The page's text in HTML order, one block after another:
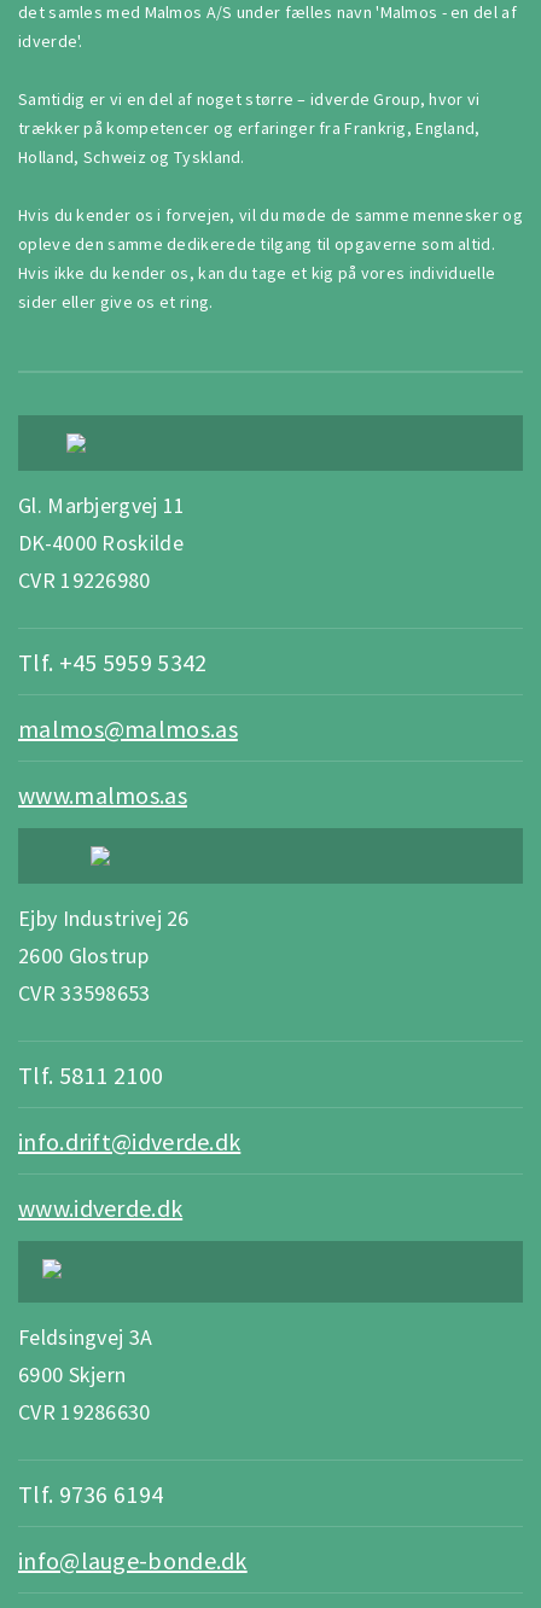
det samles med Malmos A/S under fælles navn 'Malmos - en del af
idverde'.
Samtidig er vi en del af noget større – idverde Group, hvor vi
trækker på kompetencer og erfaringer fra Frankrig, England,
Holland, Schweiz og Tyskland.
Hvis du kender os i forvejen, vil du møde de samme mennesker og
opleve den samme dedikerede tilgang til opgaverne som altid.
Hvis ikke du kender os, kan du tage et kig på vores individuelle
sider eller give os et ring.
Gl. Marbjergvej 11
DK-4000 Roskilde
CVR 19226980
Tlf. +45 5959 5342
malmos@malmos.as
www.malmos.as
Ejby Industrivej 26
2600 Glostrup
CVR 33598653
Tlf. 5811 2100
info.drift@idverde.dk
www.idverde.dk
Feldsingvej 3A
6900 Skjern
CVR 19286630
Tlf. 9736 6194
info@lauge-bonde.dk